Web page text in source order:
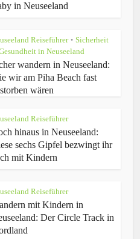
in Neuseeland
Reiseführer • Sicherheit
in Neuseeland
wandern in Neuseeland:
wir am Piha Beach fast
wären
Reiseführer
hinaus in Neuseeland:
sechs Gipfel bezwingt ihr
mit Kindern
Reiseführer
mit Kindern in
Der Circle Track in